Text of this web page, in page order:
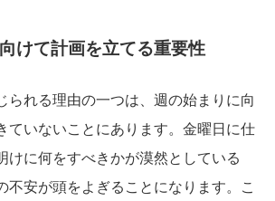
けて計画を立てる重要性
られる理由の一つは、週の始まりに向
ていないことにあります。金曜日に仕
けに何をすべきかが漠然としている
不安が頭をよぎることになります。こ